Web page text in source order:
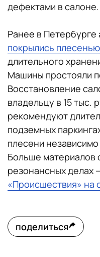
дефектами в салоне.
Ранее в Петербурге
покрылись плесенью
длительного
Машины простояли
Восстановление
владельцу в 15 тыс.
рекомендуют
подземных
плесени независимо
Больше материалов
резонансных делах
«Происшествия» на
поделиться